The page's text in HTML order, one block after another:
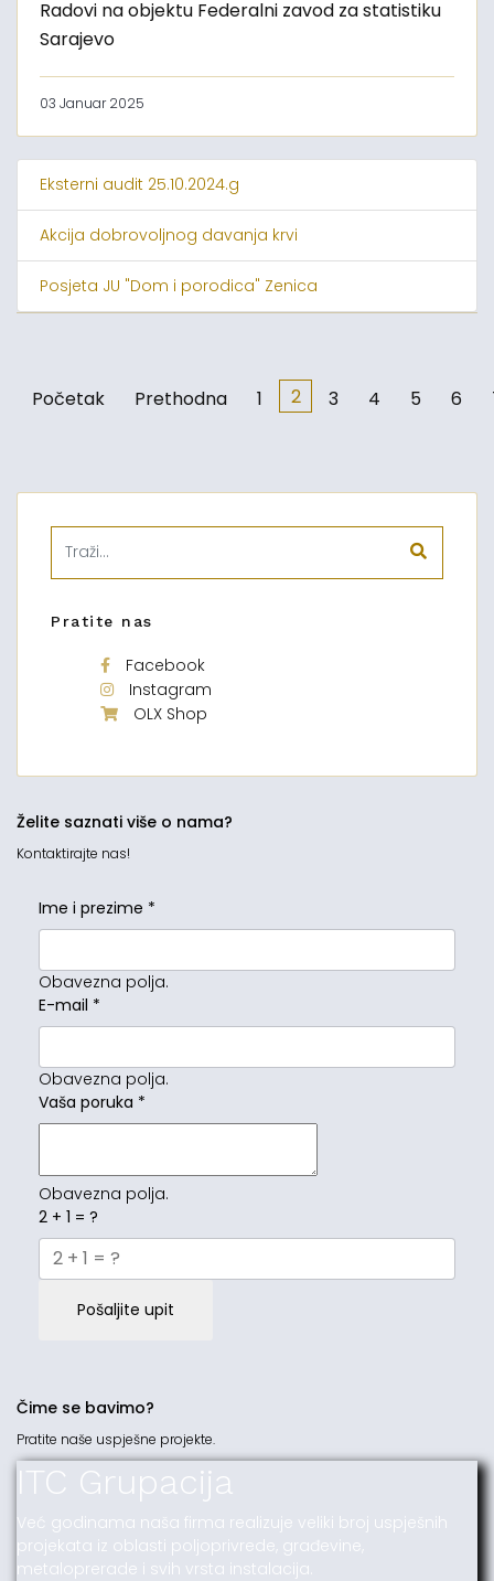
Radovi na objektu Federalni zavod za statistiku
Sarajevo
03 Januar 2025
Eksterni audit 25.10.2024.g
Akcija dobrovoljnog davanja krvi
Posjeta JU "Dom i porodica" Zenica
Početak Prethodna 1 2 3 4 5 6
Pratite nas
Facebook
Instagram
OLX Shop
Želite saznati više o nama?
Kontaktirajte nas!
Ime i prezime *
Obavezna polja.
E-mail *
Obavezna polja.
Vaša poruka *
Obavezna polja.
2 + 1 = ?
Pošaljite upit
Čime se bavimo?
Pratite naše uspješne projekte.
ITC Grupacija
Već godinama naša firma realizuje veliki broj uspješnih
projekata iz oblasti poljoprivrede, građevine,
metaloprerade i svih vrsta instalacija.